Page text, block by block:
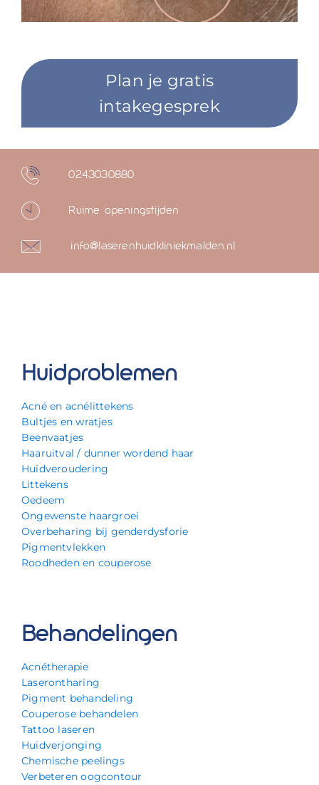
Plan je gratis
intakegesprek
0243030880
Ruime openingstijden
info@laserenhuidkliniekmalden.nl
Huidproblemen
Acné en acnélittekens
Bultjes en wratjes
Beenvaatjes
Haaruitval / dunner wordend haar
Huidveroudering
Littekens
Oedeem
Ongewenste haargroei
Overbeharing bij genderdysforie
Pigmentvlekken
Roodheden en couperose
Behandelingen
Acnétherapie
Laserontharing
Pigment behandeling
Couperose behandelen
Tattoo laseren
Huidverjonging
Chemische peelings
Verbeteren oogcontour